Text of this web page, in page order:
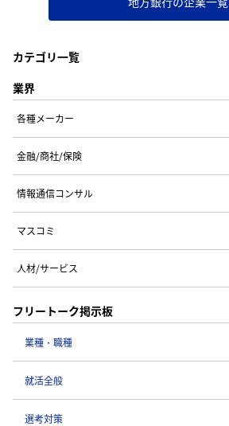
カテゴリ一覧
業界
各種メーカー
金融/商社/保険
情報通信コンサル
マスコミ
人材/サービス
フリートーク掲示板
業種・職種
就活全般
選考対策